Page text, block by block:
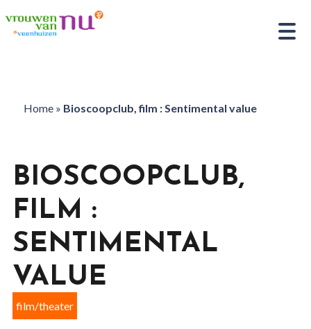
Home» Bioscoopclub, film : Sentimental value
BIOSCOOPCLUB,
FILM :
SENTIMENTAL
VALUE
film/theater